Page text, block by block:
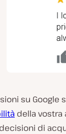
su
della vostra
di